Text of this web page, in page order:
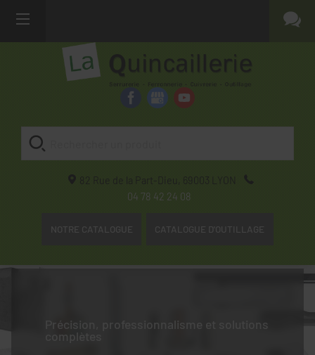
82 Rue de la Part-Dieu, 69003
LYON
04 78 42 24 08
NOTRE CATALOGUE CATALOGUE D'OUTILLAGE
Précision, professionnalisme et solutions
complètes